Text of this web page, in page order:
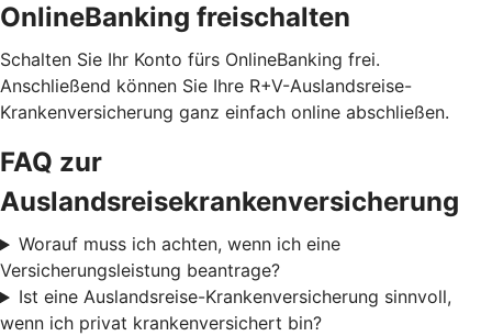
OnlineBanking freischalten
Schalten Sie Ihr Konto fürs OnlineBanking frei.
Anschließend können Sie Ihre R+V-Auslandsreise-
Krankenversicherung ganz einfach online abschließen.
FAQ zur
Auslandsreisekrankenversicherung
Worauf muss ich achten, wenn ich eine
Versicherungsleistung beantrage?
Ist eine Auslandsreise-Krankenversicherung sinnvoll,
wenn ich privat krankenversichert bin?